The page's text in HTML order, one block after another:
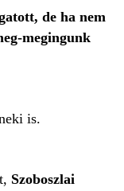
de ha nem
megingunk
is.
Szoboszlai